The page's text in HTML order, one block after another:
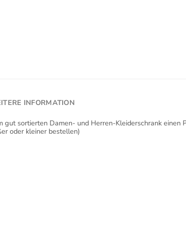
INFORMATION
sortierten Damen- und Herren-Kleiderschrank einen
oder kleiner bestellen)